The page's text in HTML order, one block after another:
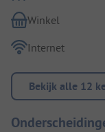
Winkel
Internet
Bekijk alle 12